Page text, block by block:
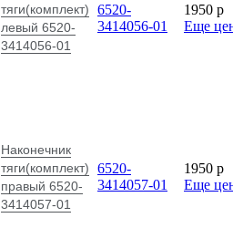
тяги(комплект)
левый 6520-
3414056-01
6520-
3414056-01
1950 p
Еще
Наконечник
тяги(комплект)
правый 6520-
3414057-01
6520-
3414057-01
1950 p
Еще